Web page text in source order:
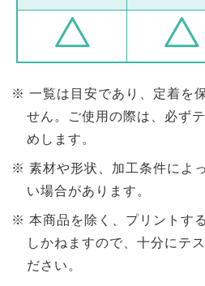
一覧は目安であり、定着を
せん。ご使用の際は、必ず
めします。
素材や形状、加工条件によ
い場合があります。
本商品を除く、プリントす
しかねますので、十分にテ
ださい。